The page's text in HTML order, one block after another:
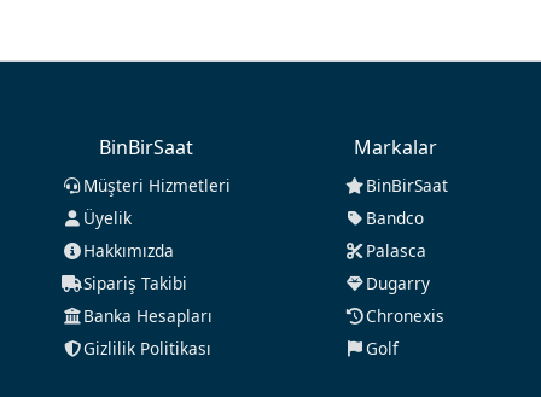
BinBirSaat
Müşteri Hizmetleri
Üyelik
Hakkımızda
Sipariş Takibi
Banka Hesapları
Gizlilik Politikası
Markalar
BinBirSaat
Bandco
Palasca
Dugarry
Chronexis
Golf